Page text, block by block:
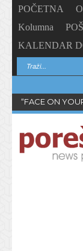
POČETNA
Kolumna
KALENDAR
“FACE ON